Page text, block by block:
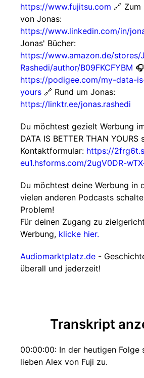
https://www.fujitsu.com 🔗
von Jonas:
https://www.linkedin.com/in/
Jonas' Bücher:
https://www.amazon.de/stores/
Rashedi/author/B09FKCFYBM
https://podigee.com/my-data-
yours 🔗 Rund um Jonas:
https://linktr.ee/jonas.rashedi
Du möchtest gezielt Werbung
DATA IS BETTER THAN YOURS
Kontaktformular: https://
eu1.hsforms.com/2ugV0DR-
Du möchtest deine Werbung in
vielen anderen Podcasts
Problem!
Für deinen Zugang zu
Werbung, klicke hier.
Audiomarktplatz.de -
überall und jederzeit!
Transkript
00:00:00: In der heutigen Folge
lieben Alex von Fuji zu.